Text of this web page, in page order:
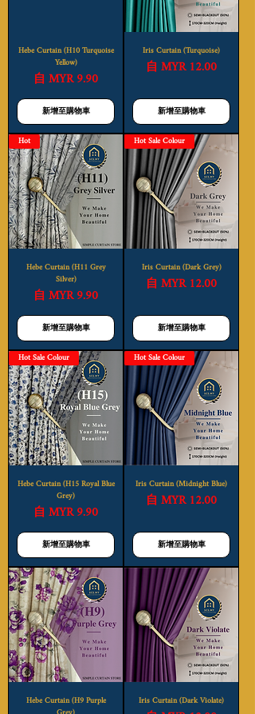
Hebe Curtain (H10 Turquoise
Yellow)
自MYR 9.90
促銷價格
新增至購物車
Iris Curtain (Turquoise)
自MYR 12.00
促銷價格
新增至購物車
Hot
Hebe Curtain (H11 Grey
Silver)
自MYR 9.90
促銷價格
新增至購物車
Hot Sale Colour
Iris Curtain (Dark Grey)
自MYR 12.00
促銷價格
新增至購物車
Hot Sale Colour
Hebe Curtain (H15 Royal Blue
Grey)
自MYR 9.90
促銷價格
新增至購物車
Hot Sale Colour
Iris Curtain (Midnight Blue)
自MYR 12.00
促銷價格
新增至購物車
Hebe Curtain (H9 Purple Iris Curtain (Dark Violate)